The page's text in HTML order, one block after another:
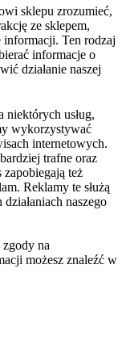
sklepu zrozumieć,
ze sklepem,
Ten rodzaj
informacje o
działanie naszej
niektórych usług,
wykorzystywać
internetowych.
trafne oraz
też
Reklamy te służą
naszego
na
możesz znaleźć w